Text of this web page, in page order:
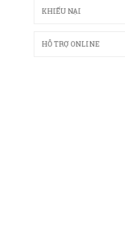
KHIẾU NẠI
HỖ TRỢ ONLINE